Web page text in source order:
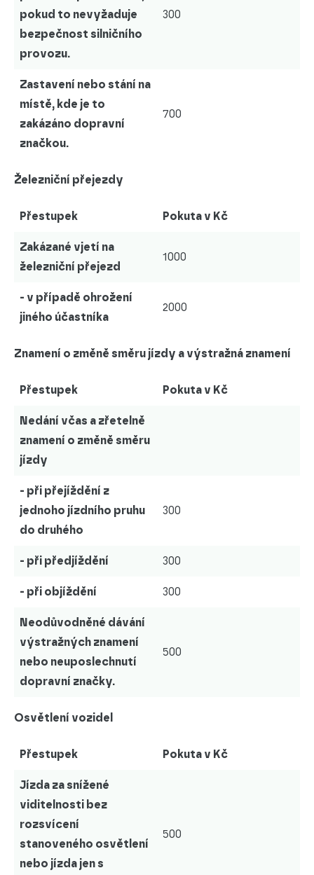
pokud to nevyžaduje
bezpečnost silničního
provozu.
300
Zastavení nebo stání na
místě, kde je to
zakázáno dopravní
značkou.
700
Železniční přejezdy
Přestupek Pokuta v Kč
Zakázané vjetí na
železniční přejezd
1000
- v případě ohrožení
jiného účastníka
2000
Znamení o změně směru jízdy a výstražná znamení
Přestupek Pokuta v Kč
Nedání včas a zřetelně
znamení o změně směru
jízdy
- při přejíždění z
jednoho jízdního pruhu
do druhého
300
- při předjíždění 300
- při objíždění 300
Neodůvodněné dávání
výstražných znamení
nebo neuposlechnutí
dopravní značky.
500
Osvětlení vozidel
Přestupek Pokuta v Kč
Jízda za snížené
viditelnosti bez
rozsvícení
stanoveného osvětlení
nebo jízda jen s
500